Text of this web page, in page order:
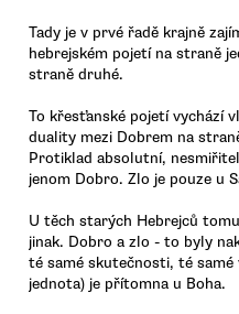
Tady je v prvé řadě krajně
hebrejském pojetí na straně
straně druhé.
To křesťanské pojetí vychází
duality mezi Dobrem na
Protiklad absolutní,
jenom Dobro. Zlo je pouze u
U těch starých Hebrejců
jinak. Dobro a zlo - to byly
té samé skutečnosti, té
jednota) je přítomna u Boha.